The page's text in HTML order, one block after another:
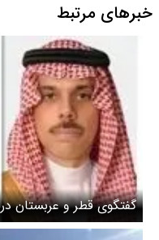
خبرهای مرتبط
گفتگوی قطر و عربستان